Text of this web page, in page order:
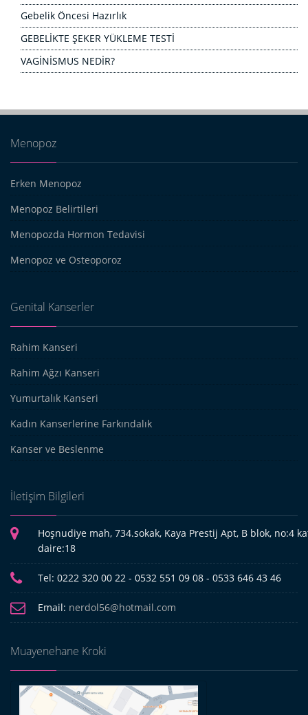
Gebelik Öncesi Hazırlık
GEBELİKTE ŞEKER YÜKLEME TESTİ
VAGİNİSMUS NEDİR?
Menopoz
Erken Menopoz
Menopoz Belirtileri
Menopozda Hormon Tedavisi
Menopoz ve Osteoporoz
Genital Kanserler
Rahim Kanseri
Rahim Ağzı Kanseri
Yumurtalık Kanseri
Kadın Kanserlerine Farkındalık
Kanser ve Beslenme
İletişim Bilgileri
Hoşnudiye mah, 734.sokak, Kaya Prestij Apt, B blok, no:4
daire:18
Tel: 0222 320 00 22 - 0532 551 09 08 - 0533 646 43 46
Email: nerdol56@hotmail.com
Muayenehane Kroki